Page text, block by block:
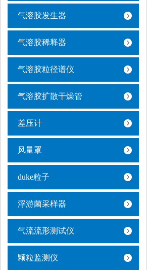
气溶胶发生器
气溶胶稀释器
气溶胶粒径谱仪
气溶胶扩散干燥管
差压计
风量罩
duke粒子
浮游菌采样器
气流流形测试仪
颗粒监测仪